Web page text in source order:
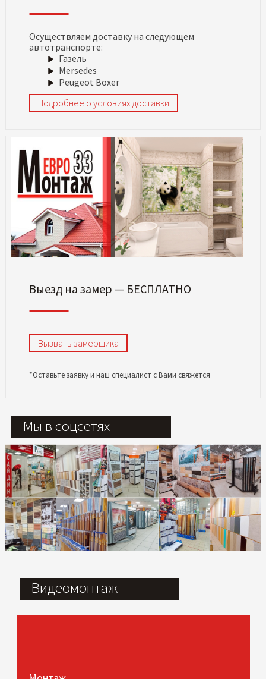
Осуществляем доставку на следующем
автотранспорте:
Газель
Mersedes
Peugeot Boxer
Подробнее о условиях доставки
Выезд на замер — БЕСПЛАТНО
Вызвать замерщика
*Оставьте заявку и наш специалист с Вами свяжется
Мы в соцсетях
Видеомонтаж